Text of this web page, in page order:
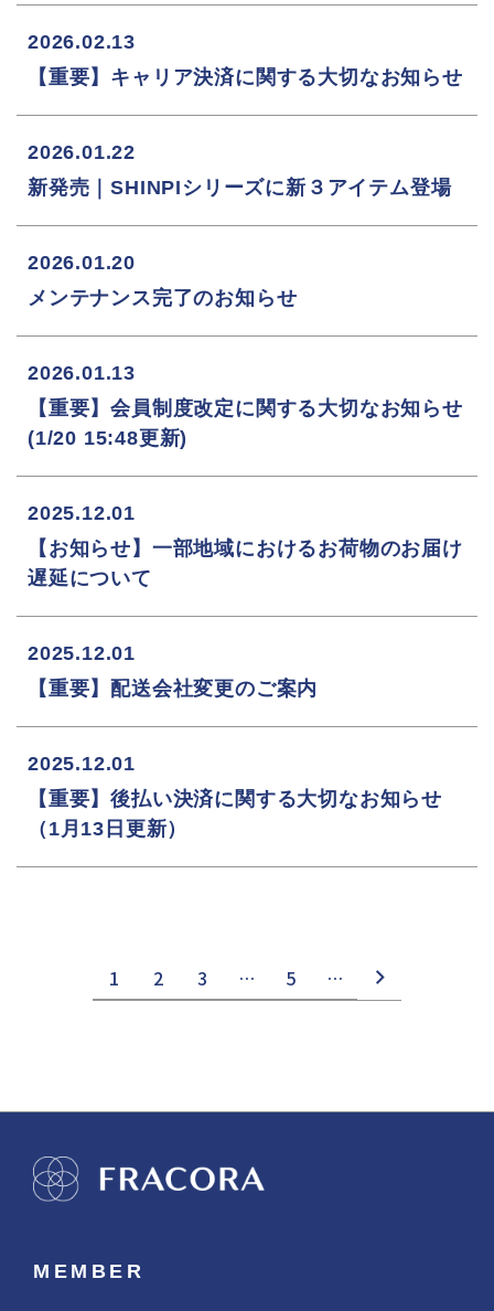
2026.02.13
【重要】キャリア決済に関する大切なお知らせ
2026.01.22
新発売｜SHINPIシリーズに新３アイテム登場
2026.01.20
メンテナンス完了のお知らせ
2026.01.13
【重要】会員制度改定に関する大切なお知らせ
(1/20 15:48更新)
2025.12.01
【お知らせ】一部地域におけるお荷物のお届け
遅延について
2025.12.01
【重要】配送会社変更のご案内
2025.12.01
【重要】後払い決済に関する大切なお知らせ
（1月13日更新）
1 2 3 … 5 …
MEMBER